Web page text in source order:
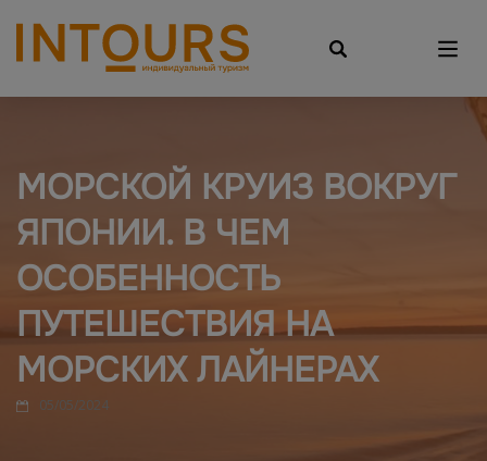
МОРСКОЙ КРУИЗ ВОКРУГ
ЯПОНИИ. В ЧЕМ
ОСОБЕННОСТЬ
ПУТЕШЕСТВИЯ НА
МОРСКИХ ЛАЙНЕРАХ
05/05/2024